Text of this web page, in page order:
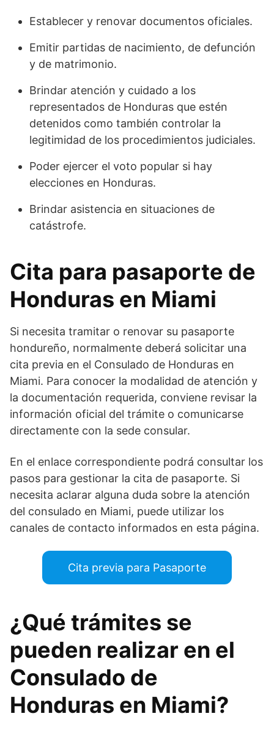
Establecer y renovar documentos oficiales.
Emitir partidas de nacimiento, de defunción
y de matrimonio.
Brindar atención y cuidado a los
representados de Honduras que estén
detenidos como también controlar la
legitimidad de los procedimientos judiciales.
Poder ejercer el voto popular si hay
elecciones en Honduras.
Brindar asistencia en situaciones de
catástrofe.
Cita para pasaporte de
Honduras en Miami
Si necesita tramitar o renovar su pasaporte
hondureño, normalmente deberá solicitar una
cita previa en el Consulado de Honduras en
Miami. Para conocer la modalidad de atención y
la documentación requerida, conviene revisar la
información oficial del trámite o comunicarse
directamente con la sede consular.
En el enlace correspondiente podrá consultar los
pasos para gestionar la cita de pasaporte. Si
necesita aclarar alguna duda sobre la atención
del consulado en Miami, puede utilizar los
canales de contacto informados en esta página.
Cita previa para Pasaporte
¿Qué trámites se
pueden realizar en el
Consulado de
Honduras en Miami?